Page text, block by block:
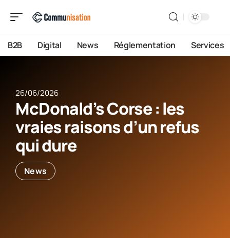
B2B Digital News Réglementation Services
26/06/2026
McDonald’s Corse : les
vraies raisons d’un refus
qui dure
News